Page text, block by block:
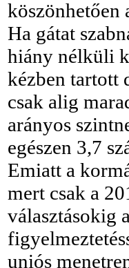
köszönhetően
Ha gátat
hiány nélküli
kézben tartott
csak alig
arányos
egészen 3,7
Emiatt a
mert csak a
választásokig
uniós